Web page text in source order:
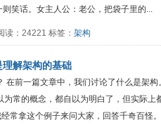
笑话。女主人公：老公，把袋子里的...
：24221 标签： 架构
解架构的基础
在前一篇文章中，我们讨论了什么是架
常的概念，都自以为明白了，但实际
常拿这个例子来问大家，回答千奇百怪